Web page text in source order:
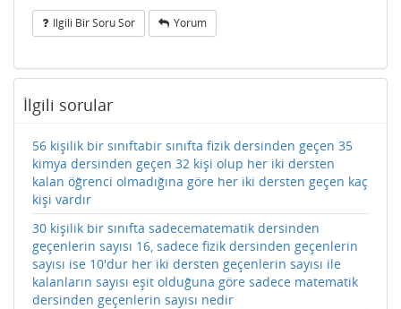
Ilgili Bir Soru Sor Yorum
İlgili sorular
56 kişilik bir sınıftabir sınıfta fizik dersinden geçen 35
kimya dersinden geçen 32 kişi olup her iki dersten
kalan öğrenci olmadığına göre her iki dersten geçen kaç
kişi vardır
30 kişilik bir sınıfta sadecematematik dersinden
geçenlerin sayısı 16, sadece fizik dersinden geçenlerin
sayısı ise 10'dur her iki dersten geçenlerin sayısı ile
kalanların sayısı eşit olduğuna göre sadece matematik
dersinden geçenlerin sayısı nedir